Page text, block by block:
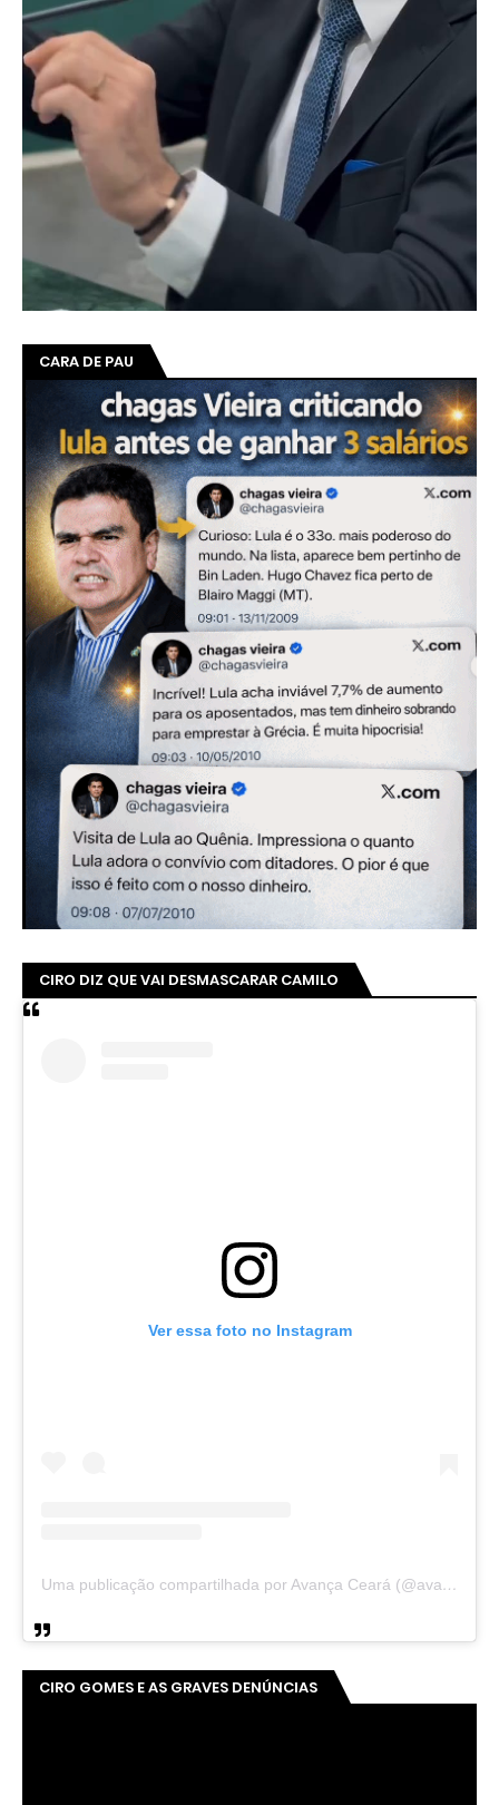
CARA DE PAU
CIRO DIZ QUE VAI DESMASCARAR CAMILO
Ver essa foto no Instagram
Uma publicação compartilhada por Avança Ceará (@avancaceara)
CIRO GOMES E AS GRAVES DENÚNCIAS